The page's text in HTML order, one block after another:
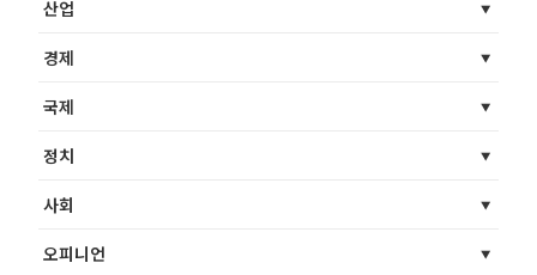
산업
경제
국제
정치
사회
오피니언